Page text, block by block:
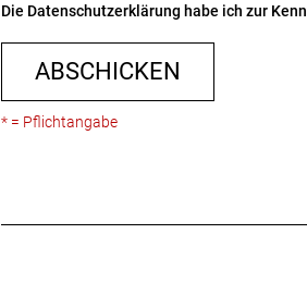
Die Datenschutzerklärung habe ich zur
ABSCHICKEN
* = Pflichtangabe